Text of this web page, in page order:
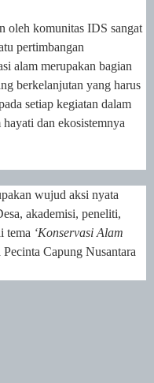
oleh komunitas IDS sangat
pertimbangan
alam merupakan bagian
berkelanjutan yang harus
setiap kegiatan dalam
dan ekosistemnya
wujud aksi nyata
akademisi, peneliti,
tema ‘Konservasi Alam
Pecinta Capung Nusantara